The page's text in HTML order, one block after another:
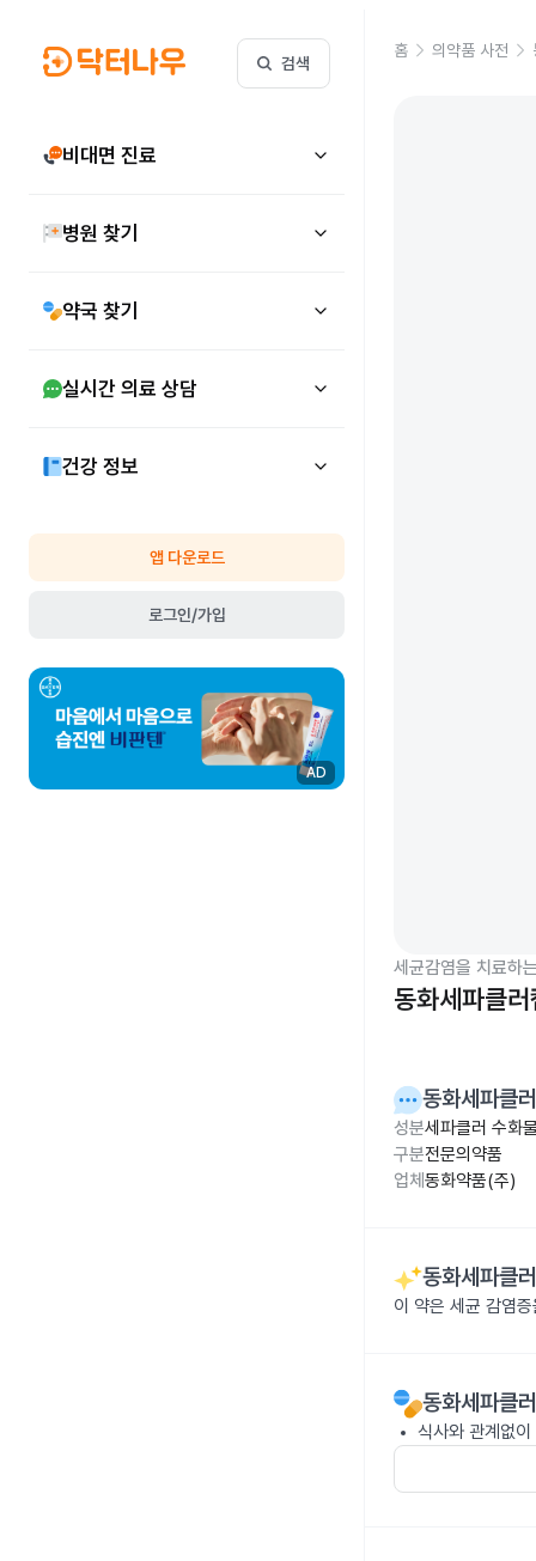
검색
비대면 진료
병원 찾기
약국 찾기
실시간 의료 상담
건강 정보
앱 다운로드
로그인/가입
AD
홈 의약품 사전
세균감염을 치료하
동화세파클
동화세파클
성분세파클러 수화
구분전문의약품
업체 동화약품(주)
동화세파클
이 약은 세균 감염
동화세파클
식사와 관계없